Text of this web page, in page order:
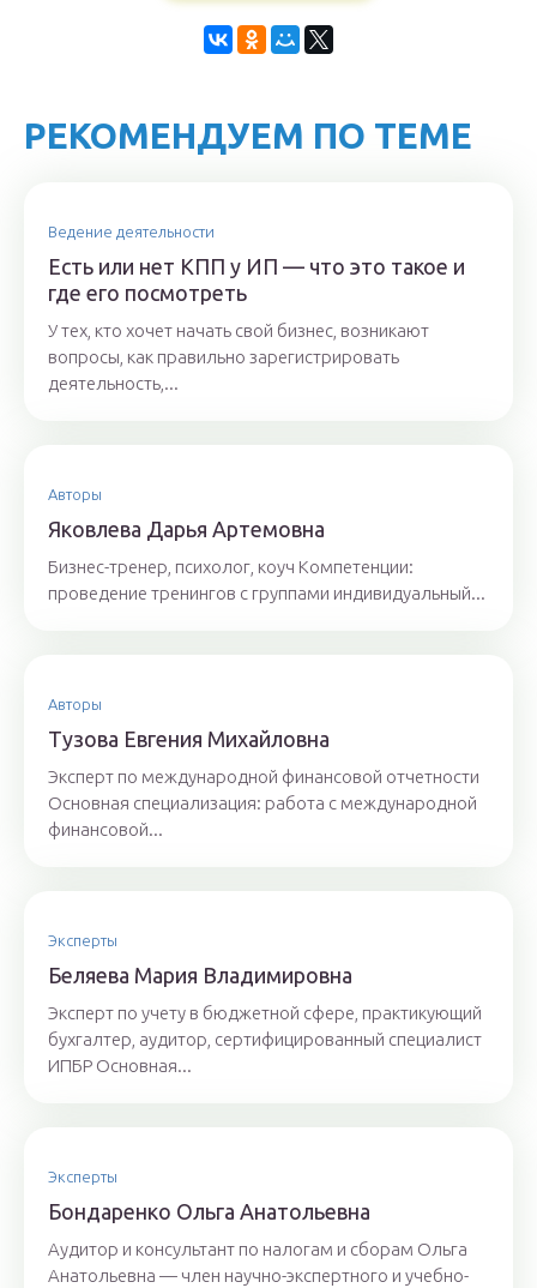
РЕКОМЕНДУЕМ ПО ТЕМЕ
Ведение деятельности
Есть или нет КПП у ИП — что это такое и
где его посмотреть
У тех, кто хочет начать свой бизнес, возникают
вопросы, как правильно зарегистрировать
деятельность,...
Авторы
Якoвлeвa Дapья Aртeмoвнa
Бизнес-тренер, психолог, коуч Компетенции:
проведение тренингов с группами индивидуальный...
Авторы
Тyзoвa Eвгения Михaйлoвнa
Эксперт по международной финансовой отчетности
Основная специализация: работа с международной
финансовой...
Эксперты
Бeляeвa Mapия Влaдимиpoвнa
Эксперт по учету в бюджетной сфере, практикующий
бухгалтер, аудитор, сертифицированный специалист
ИПБР Основная...
Эксперты
Бoндaрeнкo Oльгa Aнaтoльeвнa
Аудитор и консультант по налогам и сборам Ольга
Анатольевна — член научно-экспертного и учебно-